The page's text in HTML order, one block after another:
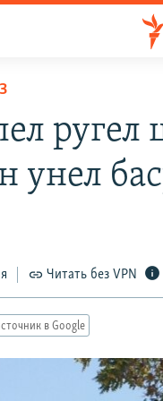
ругел
унел
Читать без VPN
в Google